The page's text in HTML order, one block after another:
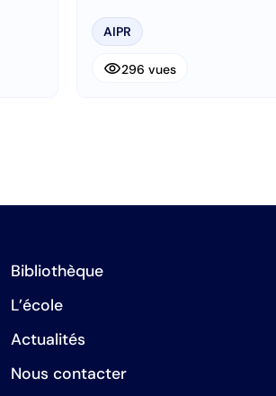
AIPR
visibility296 vues
Bibliothèque
L’école
Actualités
Nous contacter